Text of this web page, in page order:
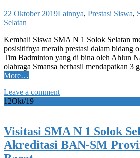
22 Oktober 2019Lainnya, Prestasi Siswa,
Selatan
Kembali Siswa SMA N 1 Solok Selatan
posisitifnya meraih prestasi dalam bidang
Tim Badminton yang di bina oleh Ahlun
olahraga Smansa berhasil mendapatkan 3
More…
Leave a comment
12Okt/19
Visitasi SMA N 1 Solok
Akreditasi BAN-SM